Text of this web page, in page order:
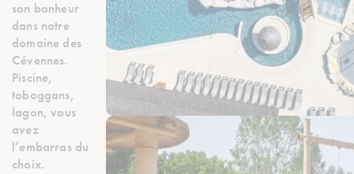
son bonheur
dans notre
domaine des
Cévennes.
Piscine,
toboggans,
lagon, vous
avez
l’embarras du
choix.